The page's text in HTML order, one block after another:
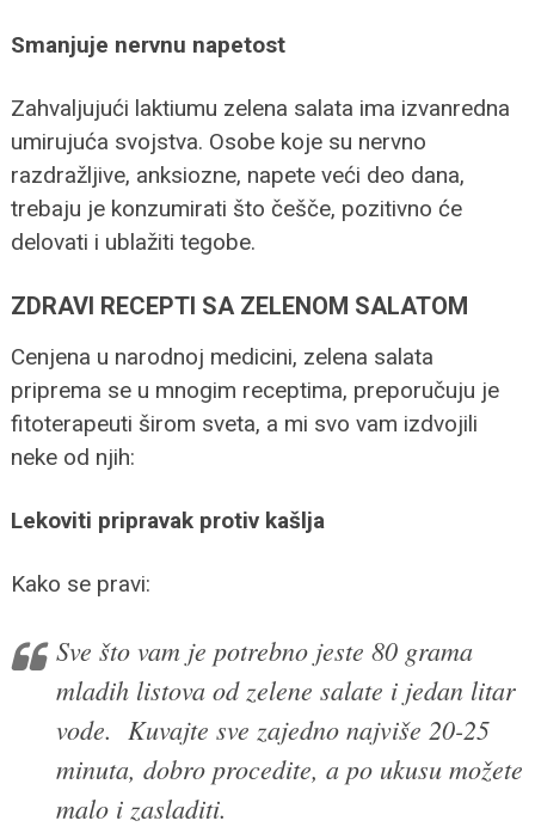
Smanjuje nervnu napetost
Zahvaljujući laktiumu zelena salata ima izvanredna
umirujuća svojstva. Osobe koje su nervno
razdražljive, anksiozne, napete veći deo dana,
trebaju je konzumirati što češče, pozitivno će
delovati i ublažiti tegobe.
ZDRAVI RECEPTI SA ZELENOM SALATOM
Cenjena u narodnoj medicini, zelena salata
priprema se u mnogim receptima, preporučuju je
fitoterapeuti širom sveta, a mi svo vam izdvojili
neke od njih:
Lekoviti pripravak protiv kašlja
Kako se pravi:
Sve što vam je potrebno jeste 80 grama
mladih listova od zelene salate i jedan litar
vode. Kuvajte sve zajedno najviše 20-25
minuta, dobro procedite, a po ukusu možete
malo i zasladiti.